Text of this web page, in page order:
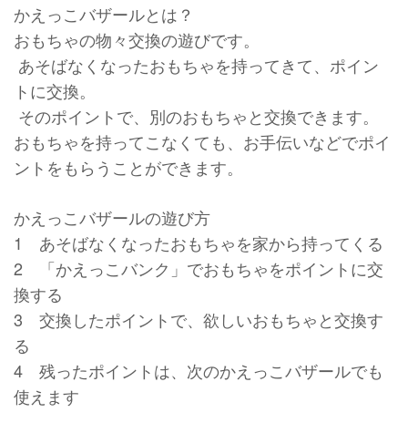
かえっこバザールとは？
おもちゃの物々交換の遊びです。
あそばなくなったおもちゃを持ってきて、ポイン
トに交換。
そのポイントで、別のおもちゃと交換できます。
おもちゃを持ってこなくても、お手伝いなどでポイ
ントをもらうことができます。
かえっこバザールの遊び方
1 あそばなくなったおもちゃを家から持ってくる
2 「かえっこバンク」でおもちゃをポイントに交
換する
3 交換したポイントで、欲しいおもちゃと交換す
る
4 残ったポイントは、次のかえっこバザールでも
使えます